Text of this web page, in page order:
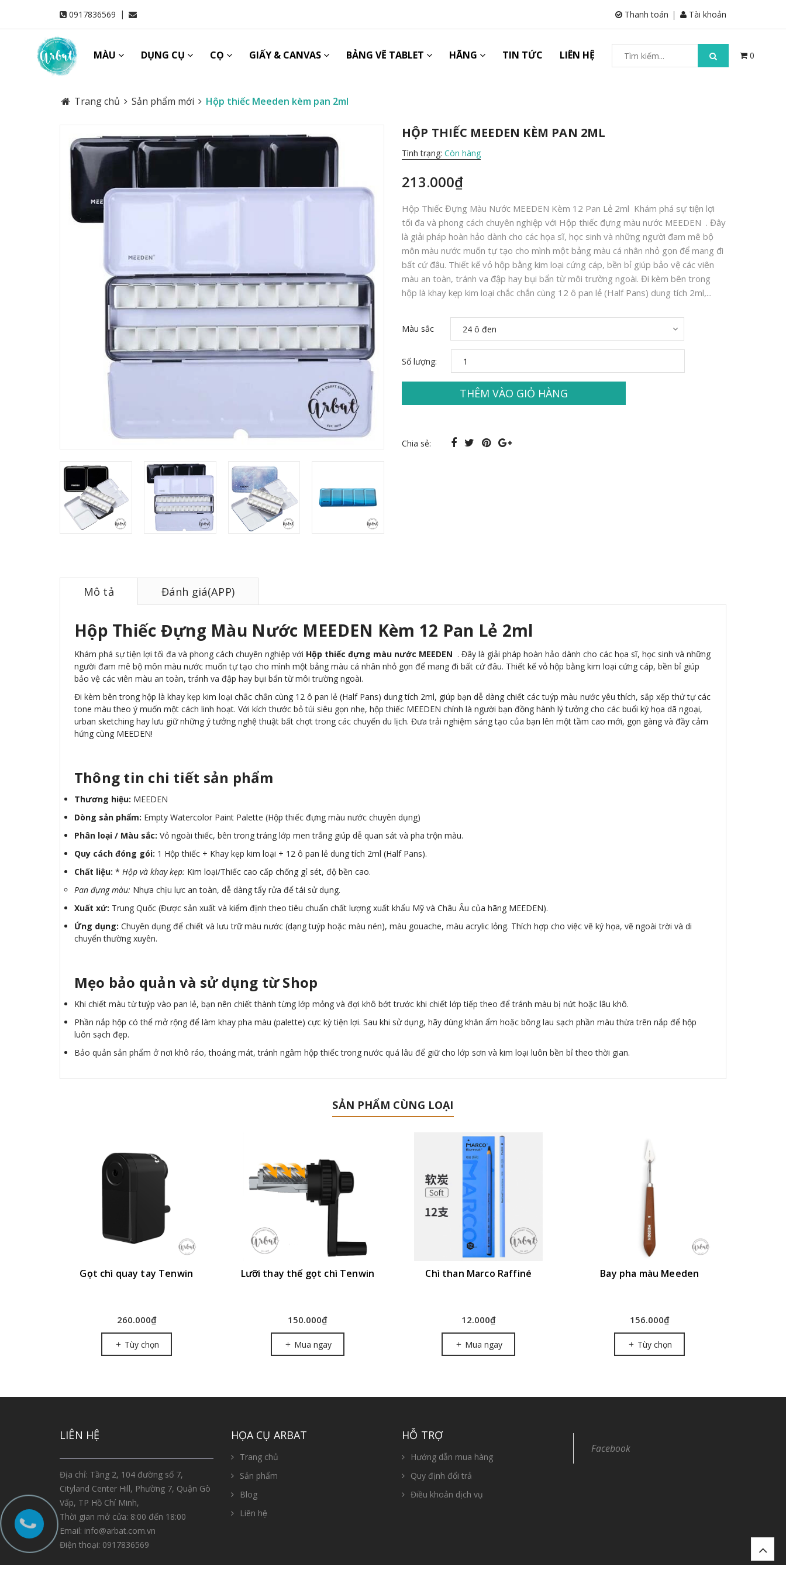
0917836569 | Tài khoản
Thanh toán
MÀU DỤNG CỤ CỌ GIẤY & CANVAS BẢNG VẼ TABLET HÃNG TIN TỨC LIÊN HỆ 0
Trang chủ Sản phẩm mới Hộp thiếc Meeden kèm pan 2ml
HỘP THIẾC MEEDEN KÈM PAN 2ML
Tình trạng: Còn hàng
213.000₫
Hộp Thiếc Đựng Màu Nước MEEDEN Kèm 12 Pan Lẻ 2ml Khám phá sự tiện lợi
tối đa và phong cách chuyên nghiệp với Hộp thiếc đựng màu nước MEEDEN . Đây
là giải pháp hoàn hảo dành cho các họa sĩ, học sinh và những người đam mê bộ
môn màu nước muốn tự tạo cho mình một bảng màu cá nhân nhỏ gọn để mang đi
bất cứ đâu. Thiết kế vỏ hộp bằng kim loại cứng cáp, bền bỉ giúp bảo vệ các viên
màu an toàn, tránh va đập hay bụi bẩn từ môi trường ngoài. Đi kèm bên trong
hộp là khay kẹp kim loại chắc chắn cùng 12 ô pan lẻ (Half Pans) dung tích 2ml,...
Màu sắc
Số lượng:
THÊM VÀO GIỎ HÀNG
Chia sẻ:
Mô tả Đánh giá(APP)
Hộp Thiếc Đựng Màu Nước MEEDEN Kèm 12 Pan Lẻ 2ml
Khám phá sự tiện lợi tối đa và phong cách chuyên nghiệp với Hộp thiếc đựng màu nước MEEDEN . Đây là giải pháp hoàn hảo dành cho các họa sĩ, học sinh và những
người đam mê bộ môn màu nước muốn tự tạo cho mình một bảng màu cá nhân nhỏ gọn để mang đi bất cứ đâu. Thiết kế vỏ hộp bằng kim loại cứng cáp, bền bỉ giúp
bảo vệ các viên màu an toàn, tránh va đập hay bụi bẩn từ môi trường ngoài.
Đi kèm bên trong hộp là khay kẹp kim loại chắc chắn cùng 12 ô pan lẻ (Half Pans) dung tích 2ml, giúp bạn dễ dàng chiết các tuýp màu nước yêu thích, sắp xếp thứ tự các
tone màu theo ý muốn một cách linh hoạt. Với kích thước bỏ túi siêu gọn nhẹ, hộp thiếc MEEDEN chính là người bạn đồng hành lý tưởng cho các buổi ký họa dã ngoại,
urban sketching hay lưu giữ những ý tưởng nghệ thuật bất chợt trong các chuyến du lịch. Đưa trải nghiệm sáng tạo của bạn lên một tầm cao mới, gọn gàng và đầy cảm
hứng cùng MEEDEN!
Thông tin chi tiết sản phẩm
Thương hiệu: MEEDEN
Dòng sản phẩm: Empty Watercolor Paint Palette (Hộp thiếc đựng màu nước chuyên dụng)
Phân loại / Màu sắc: Vỏ ngoài thiếc, bên trong tráng lớp men trắng giúp dễ quan sát và pha trộn màu.
Quy cách đóng gói: 1 Hộp thiếc + Khay kẹp kim loại + 12 ô pan lẻ dung tích 2ml (Half Pans).
Chất liệu: * Hộp và khay kẹp: Kim loại/Thiếc cao cấp chống gỉ sét, độ bền cao.
Pan đựng màu: Nhựa chịu lực an toàn, dễ dàng tẩy rửa để tái sử dụng.
Xuất xứ: Trung Quốc (Được sản xuất và kiểm định theo tiêu chuẩn chất lượng xuất khẩu Mỹ và Châu Âu của hãng MEEDEN).
Ứng dụng: Chuyên dụng để chiết và lưu trữ màu nước (dạng tuýp hoặc màu nén), màu gouache, màu acrylic lỏng. Thích hợp cho việc vẽ ký họa, vẽ ngoài trời và di
chuyển thường xuyên.
Mẹo bảo quản và sử dụng từ Shop
Khi chiết màu từ tuýp vào pan lẻ, bạn nên chiết thành từng lớp mỏng và đợi khô bớt trước khi chiết lớp tiếp theo để tránh màu bị nứt hoặc lâu khô.
Phần nắp hộp có thể mở rộng để làm khay pha màu (palette) cực kỳ tiện lợi. Sau khi sử dụng, hãy dùng khăn ẩm hoặc bông lau sạch phần màu thừa trên nắp để hộp
luôn sạch đẹp.
Bảo quản sản phẩm ở nơi khô ráo, thoáng mát, tránh ngâm hộp thiếc trong nước quá lâu để giữ cho lớp sơn và kim loại luôn bền bỉ theo thời gian.
SẢN PHẨM CÙNG LOẠI
Gọt chì quay tay Tenwin
260.000₫
Tùy chọn
Lưỡi thay thế gọt chì Tenwin
150.000₫
Mua ngay
Chì than Marco Raffiné
12.000₫
Mua ngay
Bay pha màu Meeden
156.000₫
Tùy chọn
LIÊN HỆ
Địa chỉ: Tầng 2, 104 đường số 7,
Cityland Center Hill, Phường 7, Quận Gò
Vấp, TP Hồ Chí Minh,
Thời gian mở cửa: 8:00 đến 18:00
Email: info@arbat.com.vn
Điện thoại: 0917836569
HỌA CỤ ARBAT
Trang chủ
Sản phẩm
Blog
Liên hệ
HỖ TRỢ
Hướng dẫn mua hàng
Quy định đổi trả
Điều khoản dịch vụ
Facebook